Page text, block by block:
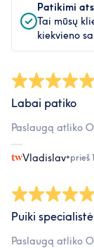
Patikimi
Tai mūsų
kiekvieno
Labai patiko
Paslaugą atliko
Vladislav•prieš
Puiki
Paslaugą atliko